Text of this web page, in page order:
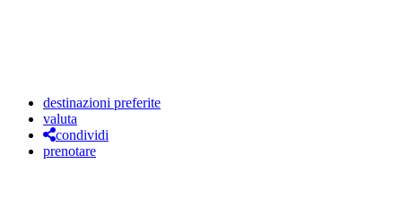
destinazioni preferite
valuta
condividi
prenotare